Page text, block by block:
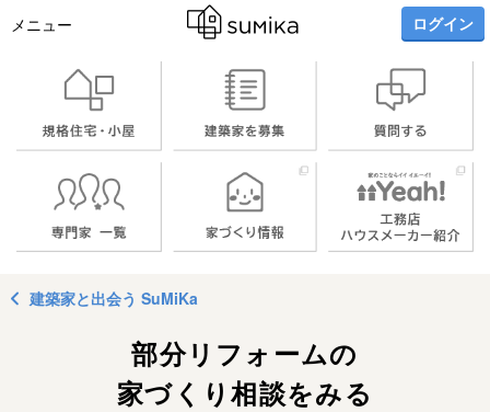
メニュー ログイン
建築家と出会う SuMiKa
部分リフォームの
家づくり相談をみる